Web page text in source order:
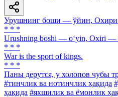
Урушнинг боши — ўйин,
* * *
Urushning boshi — o‘yin, Oxiri —
* * *
War is the sport of kings.
* * *
Паны дерутся, у холопов чубы
#тинчлик ва нотинчлик ҳақида
ҳақида #яхшилик ва ёмонлик